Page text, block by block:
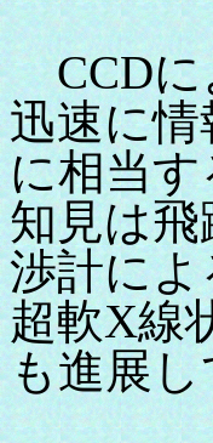
CCDに
迅速に
に相当
知見は
渉計に
超軟X線
も進展